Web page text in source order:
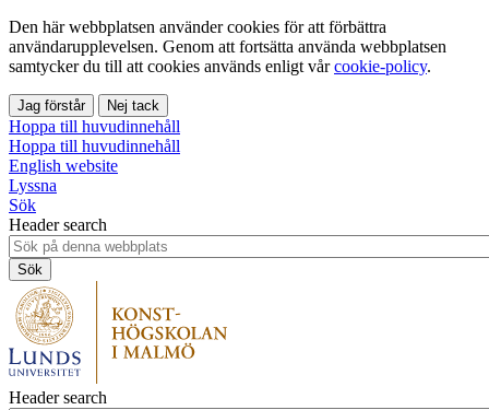
Den här webbplatsen använder cookies för att förbättra
användarupplevelsen. Genom att fortsätta använda webbplatsen
samtycker du till att cookies används enligt vårcookie-policy.
Jag förstår Nej tack
Hoppa till huvudinnehåll
Hoppa till huvudinnehåll
English website
Lyssna
Sök
Header search
Header search